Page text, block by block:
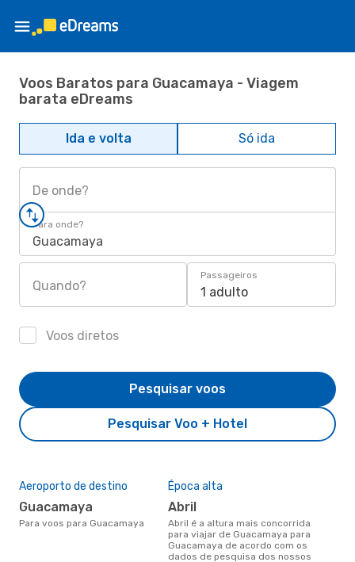
Voos Baratos para Guacamaya - Viagem
barata eDreams
Ida e volta Só ida
De onde?
Para onde?
Guacamaya
Quando?
Passageiros
1 adulto
Voos diretos
Pesquisar Voo + Hotel
Pesquisar voos
Aeroporto de destino
Guacamaya
Para voos para Guacamaya
Época alta
abril
abril é a altura mais concorrida
para viajar de Guacamaya para
Guacamaya de acordo com os
dados de pesquisa dos nossos